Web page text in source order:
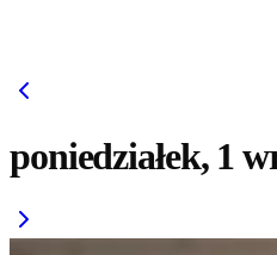
poniedziałek, 1